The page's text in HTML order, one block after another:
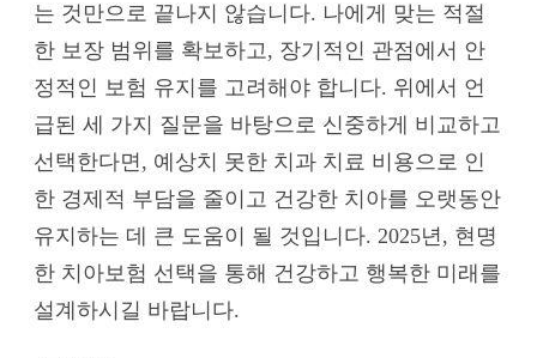
는 것만으로 끝나지 않습니다. 나에게 맞는 적절
한 보장 범위를 확보하고, 장기적인 관점에서 안
정적인 보험 유지를 고려해야 합니다. 위에서 언
급된 세 가지 질문을 바탕으로 신중하게 비교하고
선택한다면, 예상치 못한 치과 치료 비용으로 인
한 경제적 부담을 줄이고 건강한 치아를 오랫동안
유지하는 데 큰 도움이 될 것입니다. 2025년, 현명
한 치아보험 선택을 통해 건강하고 행복한 미래를
설계하시길 바랍니다.